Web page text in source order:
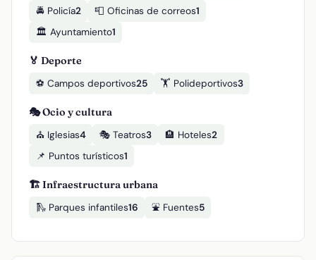
🚔 Policía2 📮 Oficinas de correos1
🏛️ Ayuntamiento1
🏅 Deporte
⚽ Campos deportivos25 🏋️ Polideportivos3
🎭 Ocio y cultura
⛪ Iglesias4 🎭 Teatros3 🏨 Hoteles2
📌 Puntos turísticos1
🏗️ Infraestructura urbana
🛝 Parques infantiles16 ⛲ Fuentes5